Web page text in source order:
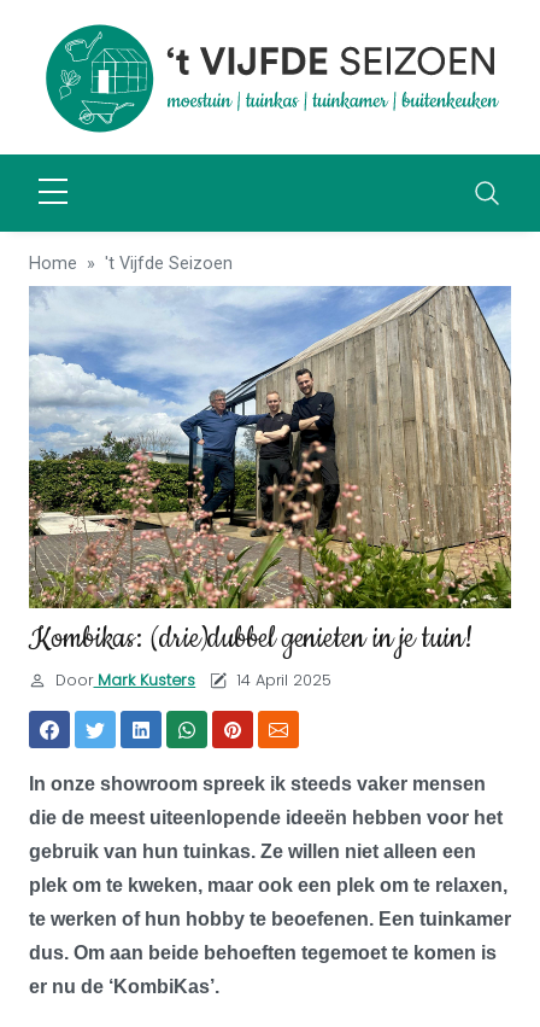
Home 't Vijfde Seizoen
Kombikas: (drie)dubbel genieten in je tuin!
DoorMark Kusters 14 April 2025
In onze showroom spreek ik steeds vaker mensen
die de meest uiteenlopende ideeën hebben voor het
gebruik van hun tuinkas. Ze willen niet alleen een
plek om te kweken, maar ook een plek om te relaxen,
te werken of hun hobby te beoefenen. Een tuinkamer
dus. Om aan beide behoeften tegemoet te komen is
er nu de ‘KombiKas’.